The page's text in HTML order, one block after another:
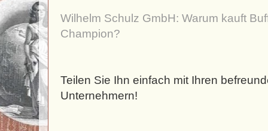
Wilhelm Schulz GmbH: Warum kauft
Champion?
Teilen Sie Ihn einfach mit Ihren
Unternehmern!